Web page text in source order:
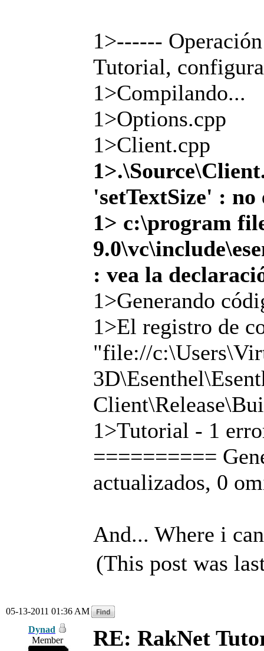
1>------
Tutorial,
1>Compilando...
1>Options.cpp
1>Client.cpp
'setTextSize' :
1> c:\program
: vea la
1>Generando
1>El registro de
"file://
1>Tutorial - 1
==========
actualizados, 0
And... Where i
(This post was
05-13-2011 01:36 AM
Dynad
Member
RE: RakNet